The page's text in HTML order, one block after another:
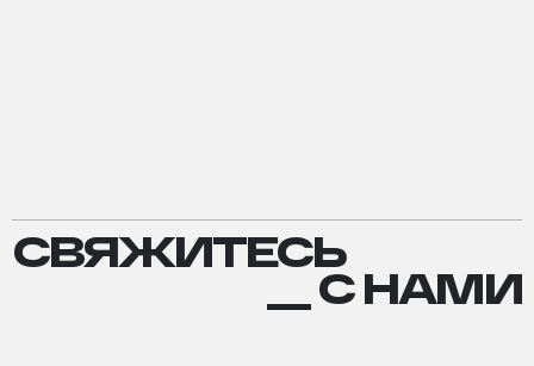
СВЯЖИТЕСЬ
СВЯЖИТЕСЬ
__ С НАМИ